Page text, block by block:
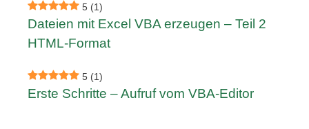
5 (1)
Dateien mit Excel VBA erzeugen – Teil 2
HTML-Format
5 (1)
Erste Schritte – Aufruf vom VBA-Editor